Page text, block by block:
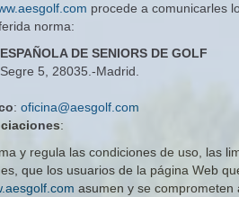
procede a comunicarles
norma:
DE SENIORS DE GOLF
5, 28035.-Madrid.
: oficina@aesgolf.com
:
y regula las condiciones de uso, las
que los usuarios de la página Web
asumen y se comprometen